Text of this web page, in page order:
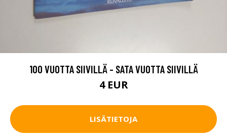
100 VUOTTA SIIVILLÄ - SATA VUOTTA SIIVILLÄ
4 EUR
LISÄTIETOJA